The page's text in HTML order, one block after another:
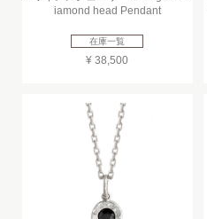
iamond head Pendant
在庫一覧
¥ 38,500